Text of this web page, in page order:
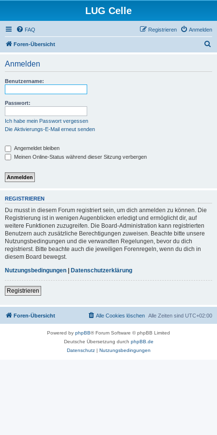
LUG Celle
FAQ Anmelden
Registrieren
Foren-Übersicht
Anmelden
Benutzername:
Passwort:
Ich habe mein Passwort vergessen
Die Aktivierungs-E-Mail erneut senden
Angemeldet bleiben
Meinen Online-Status während dieser Sitzung verbergen
REGISTRIEREN
Du musst in diesem Forum registriert sein, um dich anmelden zu können. Die
Registrierung ist in wenigen Augenblicken erledigt und ermöglicht dir, auf
weitere Funktionen zuzugreifen. Die Board-Administration kann registrierten
Benutzern auch zusätzliche Berechtigungen zuweisen. Beachte bitte unsere
Nutzungsbedingungen und die verwandten Regelungen, bevor du dich
registrierst. Bitte beachte auch die jeweiligen Forenregeln, wenn du dich in
diesem Board bewegst.
Nutzungsbedingungen | Datenschutzerklärung
Registrieren
Foren-Übersicht Alle Zeiten sind UTC+02:00
Alle Cookies löschen
Powered by phpBB® Forum Software © phpBB Limited
Deutsche Übersetzung durch phpBB.de
Datenschutz| Nutzungsbedingungen